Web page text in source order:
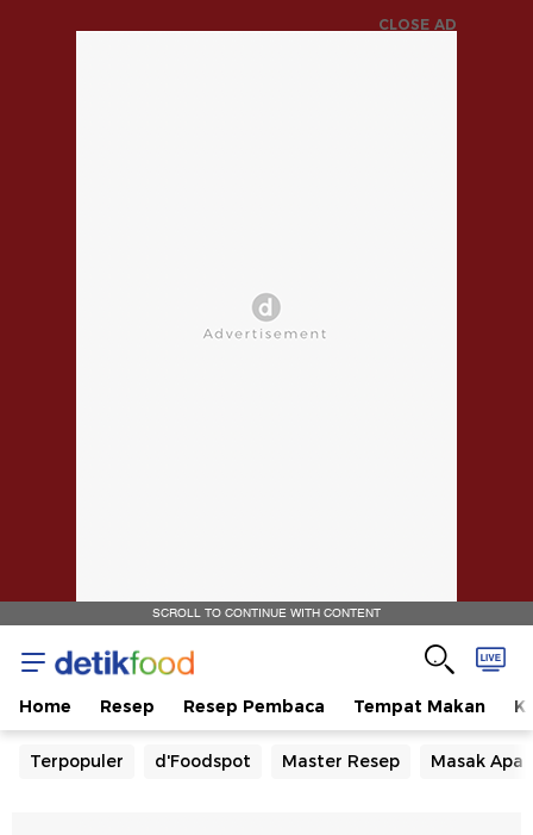
CLOSE AD
SCROLL TO CONTINUE WITH CONTENT
Home Resep Resep Pembaca Tempat Makan
Terpopuler d'Foodspot Master Resep Masak Apa